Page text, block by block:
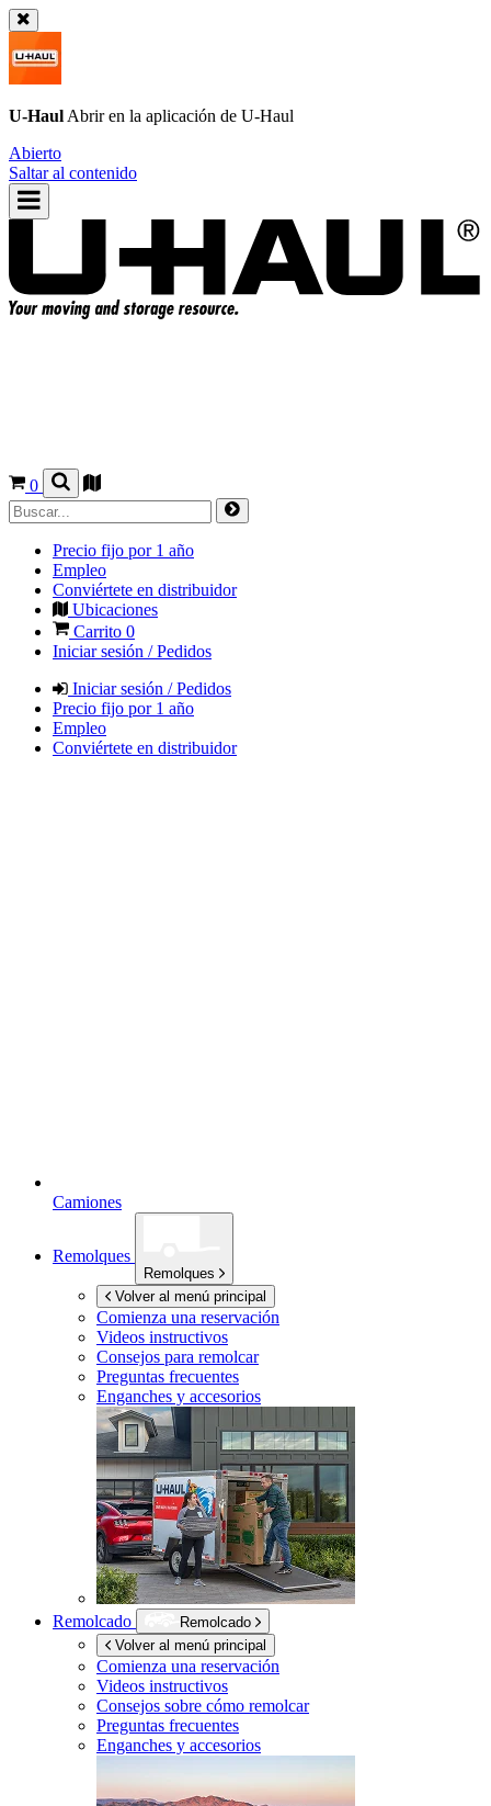
U-Haul Abrir en la aplicación de U-Haul
Abierto
Saltar al contenido
0
Precio fijo por 1 año
Empleo
Conviértete en distribuidor
Ubicaciones
Carrito 0
Iniciar sesión / Pedidos
Iniciar sesión / Pedidos
Precio fijo por 1 año
Empleo
Conviértete en distribuidor
Camiones
Remolques
Remolques
Volver al menú principal
Comienza una reservación
Videos instructivos
Consejos para remolcar
Preguntas frecuentes
Enganches y accesorios
Remolcado
Remolcado
Volver al menú principal
Comienza una reservación
Videos instructivos
Consejos sobre cómo remolcar
Preguntas frecuentes
Enganches y accesorios